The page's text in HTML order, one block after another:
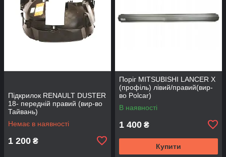
Підкрилок RENAULT DUSTER
18- передній правий (вир-во
Тайвань)
Немає в наявності
1 200 ₴
Поріг MITSUBISHI LANCER Х
(профіль) лівий/правий(вир-
во Polcar)
В наявності
1 400 ₴
Купити